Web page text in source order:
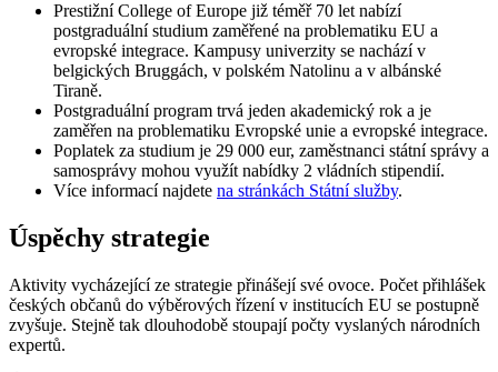
Prestižní College of Europe již téměř 70 let nabízí
postgraduální studium zaměřené na problematiku EU a
evropské integrace. Kampusy univerzity se nachází v
belgických Bruggách, v polském Natolinu a v albánské
Tiraně.
Postgraduální program trvá jeden akademický rok a je
zaměřen na problematiku Evropské unie a evropské integrace.
Poplatek za studium je 29 000 eur, zaměstnanci státní správy a
samosprávy mohou využít nabídky 2 vládních stipendií.
Více informací najdete na stránkách Státní služby.
Úspěchy strategie
Aktivity vycházející ze strategie přinášejí své ovoce. Počet přihlášek
českých občanů do výběrových řízení v institucích EU se postupně
zvyšuje. Stejně tak dlouhodobě stoupají počty vyslaných národních
expertů.